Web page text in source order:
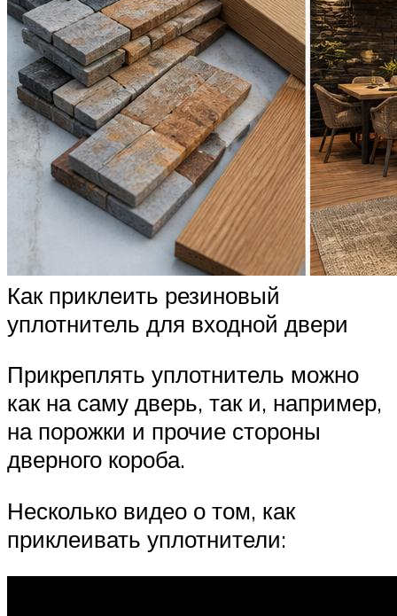
Как приклеить резиновый
уплотнитель для входной двери
Прикреплять уплотнитель можно
как на саму дверь, так и, например,
на порожки и прочие стороны
дверного короба.
Несколько видео о том, как
приклеивать уплотнители: